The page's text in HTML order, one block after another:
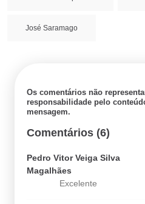
José Saramago
Os comentários não
responsabilidade pelo
mensagem.
Comentários (6)
Pedro Vitor Veiga Silva
Magalhães
Excelente